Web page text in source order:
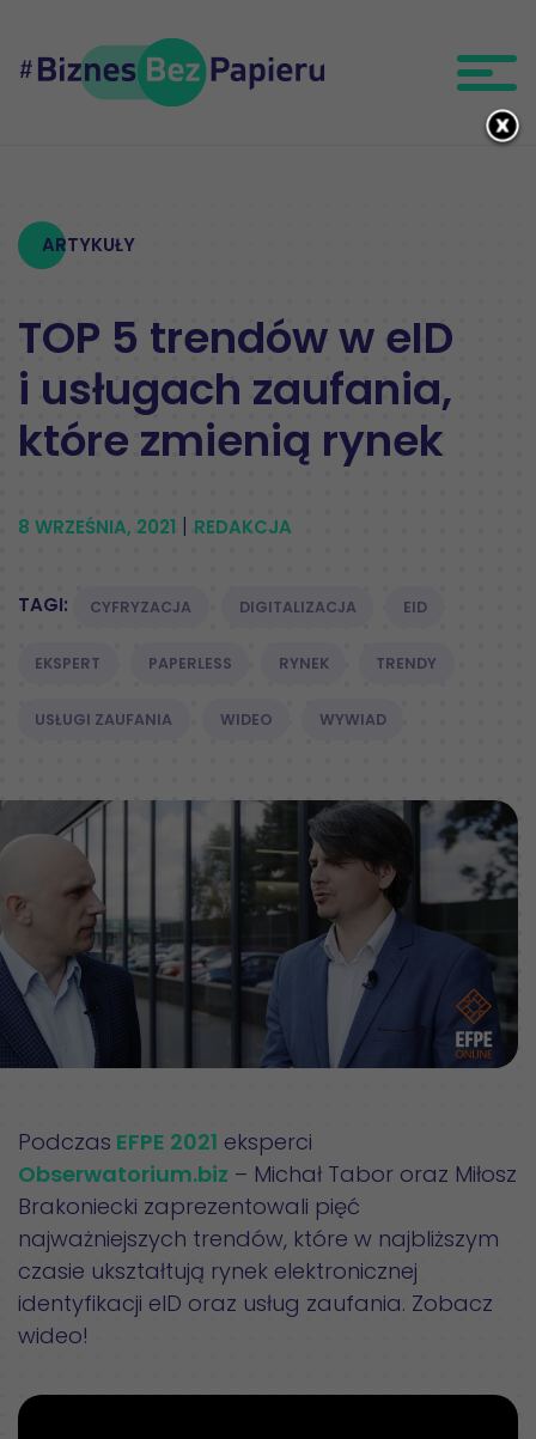
ARTYKUŁY
TOP 5 trendów w eID
i usługach zaufania,
które zmienią rynek
8 WRZEŚNIA, 2021 | REDAKCJA
TAGI: CYFRYZACJA DIGITALIZACJA EID
EKSPERT PAPERLESS RYNEK TRENDY
USŁUGI ZAUFANIA WIDEO WYWIAD
Podczas EFPE 2021 eksperci
Obserwatorium.biz – Michał Tabor oraz Miłosz
Brakoniecki zaprezentowali pięć
najważniejszych trendów, które w najbliższym
czasie ukształtują rynek elektronicznej
identyfikacji eID oraz usług zaufania. Zobacz
wideo!